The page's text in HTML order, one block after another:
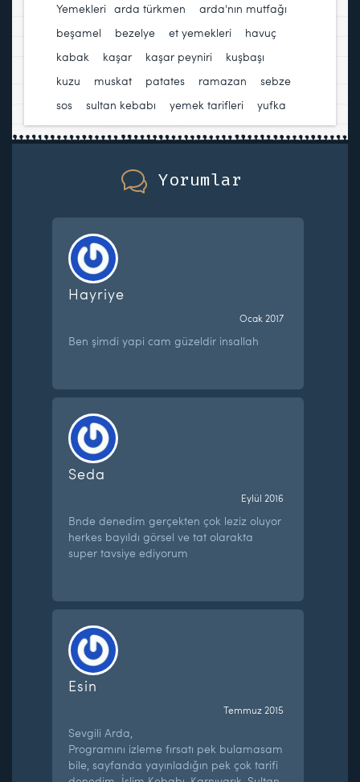
Yemekleri arda türkmen arda'nın mutfağı
beşamel
bezelye et yemekleri havuç
kabak
kaşar kaşar peyniri kuşbaşı
kuzu
muskat patates ramazan sebze
sos
sultan kebabı yemek tarifleri yufka
Yorumlar
Hayriye
Ocak 2017
Ben şimdi yapi cam güzeldir insallah
Seda
Eylül 2016
Bnde denedim gerçekten çok leziz oluyor
herkes bayıldı görsel ve tat olarakta
super tavsiye ediyorum
Esin
Temmuz 2015
Sevgili Arda,
Programını izleme fırsatı pek bulamasam
bile, sayfanda yayınladığın pek çok tarifi